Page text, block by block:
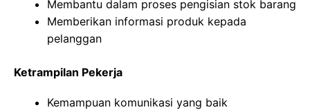
Membantu dalam proses pengisian stok barang
Memberikan informasi produk kepada
pelanggan
Ketrampilan Pekerja
Kemampuan komunikasi yang baik